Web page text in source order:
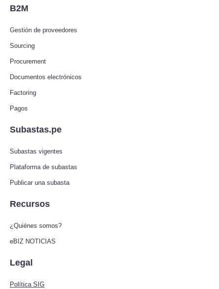
B2M
Gestión de proveedores
Sourcing
Procurement
Documentos electrónicos
Factoring
Pagos
Subastas.pe
Subastas vigentes
Plataforma de subastas
Publicar una subasta
Recursos
¿Quiénes somos?
eBIZ NOTICIAS
Legal
Política SIG